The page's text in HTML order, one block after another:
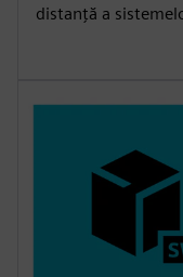
distanță a